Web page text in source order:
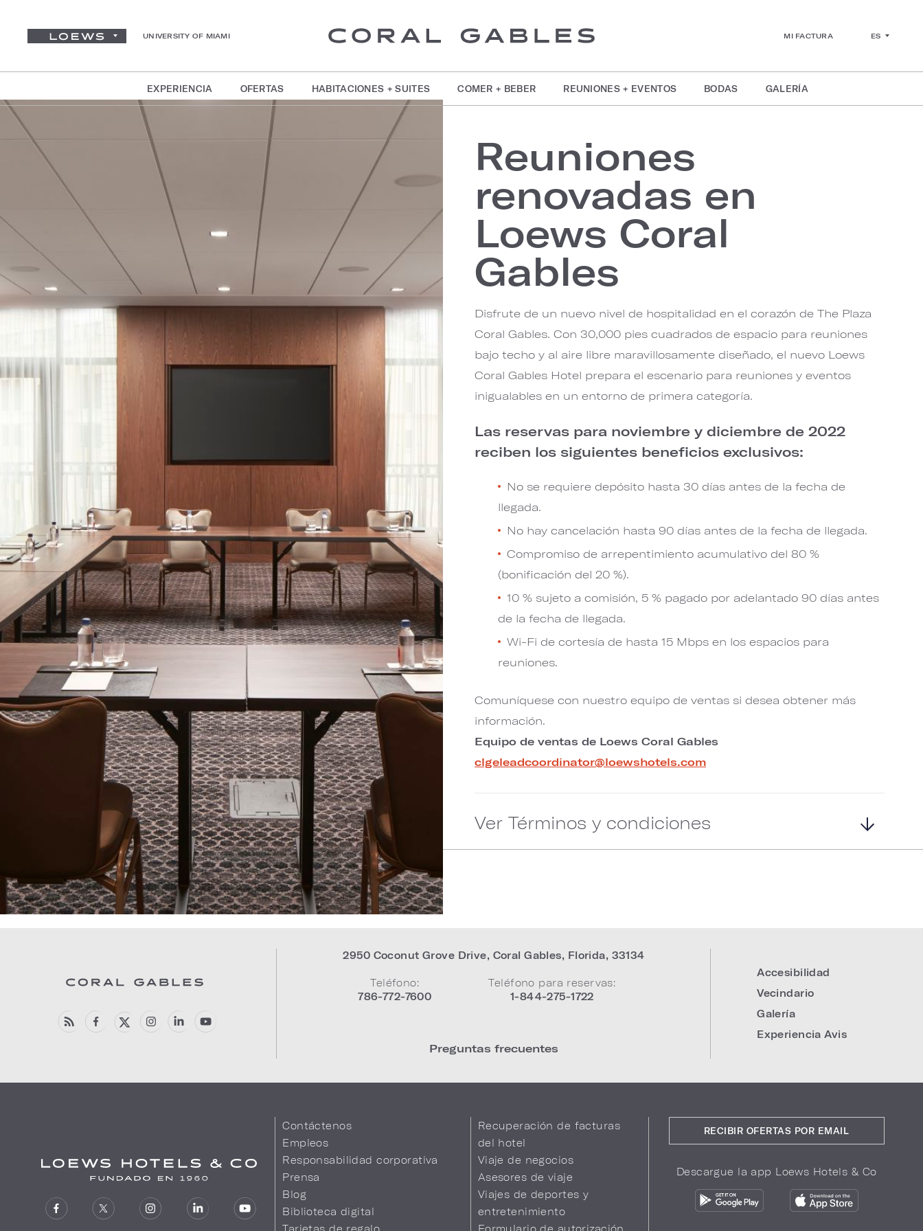
UNIVERSITY OF MIAMI MI FACTURA ES
EXPERIENCIA OFERTAS HABITACIONES + SUITES COMER + BEBER REUNIONES + EVENTOS BODAS GALERÍA
Reuniones
renovadas en
Loews Coral
Gables
Disfrute de un nuevo nivel de hospitalidad en el corazón de The Plaza
Coral Gables. Con 30,000 pies cuadrados de espacio para reuniones
bajo techo y al aire libre maravillosamente diseñado, el nuevo Loews
Coral Gables Hotel prepara el escenario para reuniones y eventos
inigualables en un entorno de primera categoría.
Las reservas para noviembre y diciembre de 2022
reciben los siguientes beneficios exclusivos:
No se requiere depósito hasta 30 días antes de la fecha de
llegada.
No hay cancelación hasta 90 días antes de la fecha de llegada.
Compromiso de arrepentimiento acumulativo del 80 %
(bonificación del 20 %).
10 % sujeto a comisión, 5 % pagado por adelantado 90 días antes
de la fecha de llegada.
Wi-Fi de cortesía de hasta 15 Mbps en los espacios para
reuniones.
Comuníquese con nuestro equipo de ventas si desea obtener más
información.
Equipo de ventas de Loews Coral Gables
clgeleadcoordinator@loewshotels.com
Ver Términos y condiciones
2950 Coconut Grove Drive, Coral Gables, Florida, 33134
Teléfono:
786-772-7600
Teléfono para reservas:
1-844-275-1722
Preguntas frecuentes
Accesibilidad
Vecindario
Galería
Experiencia Avis
Contáctenos
Empleos
Responsabilidad corporativa
Prensa
Blog
Biblioteca digital
Tarjetas de regalo
Recuperación de facturas
del hotel
Viaje de negocios
Asesores de viaje
Viajes de deportes y
entretenimiento
Formulario de autorización
RECIBIR OFERTAS POR EMAIL
Descargue la app Loews Hotels & Co